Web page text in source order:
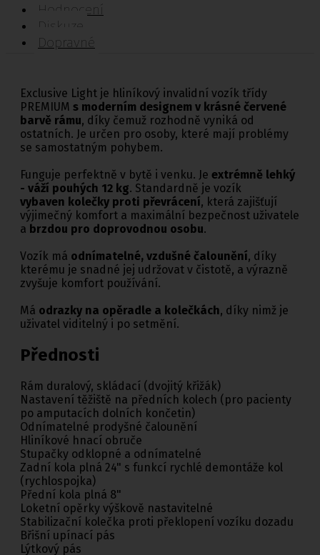
Hodnocení
Diskuze
Dopravné
Exclusive Light je hliníkový invalidní vozík třídy
PREMIUM s moderním designem v krásné červené
barvě rámu, díky čemuž rozhodně vyniká od
ostatních. Je určen pro osoby, které mají problémy
se samostatným pohybem.
Funguje perfektně v bytě i venku. Je extrémně lehký
- váží pouhých 12 kg. Standardně je vozík
vybaven kolečky proti převrácení, která zajišťují
výjimečný komfort a maximální bezpečnost uživatele
a brzdou pro doprovodnou osobu.
Vozík má odnímatelné, vzdušné čalounění, díky
kterému je snadné jej udržovat v čistotě, a výrazně
zvyšuje komfort používání.
Má odrazky na opěradle a kolečkách, díky nimž je
uživatel viditelný i po setmění.
Přednosti
Rám duralový, skládací (dvojitý křižák)
Nastavení těžiště na předních kolech (pro pacienty
po amputacích dolních končetin)
Odnímatelné prodyšné čalounění
Hliníkové hnací obruče
Stupačky odklopné a odnímatelné
Zadní kola plná 24" s funkcí rychlé demontáže kol
(rychlospojka)
Přední kola plná 8"
Loketní opěrky výškově nastavitelné
Stabilizační kolečka proti překlopení vozíku dozadu
Břišní upínací pás
Lýtkový pás